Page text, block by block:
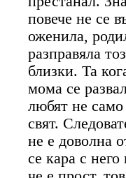
повече не се
оженила,
разправяла
близки. Та
мома се
любят не
свят.
не е доволна
се кара с